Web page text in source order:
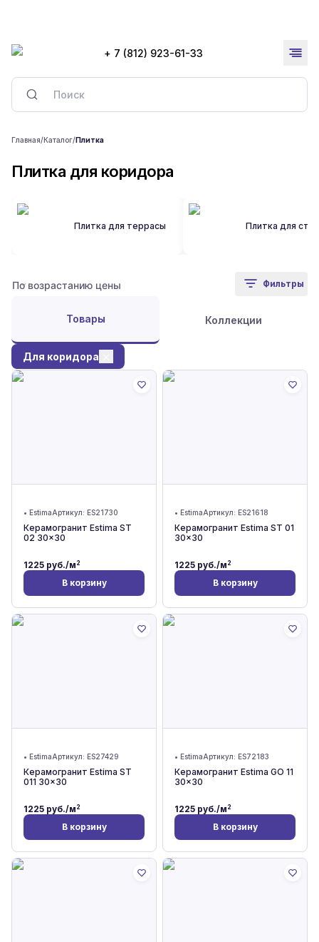
+ 7 (812) 923-61-33
Главная/Каталог/Плитка
Плитка для коридора
Плитка для террасы Плитка для стен
Фильтры
Товары Коллекции
Для коридора
• EstimaАртикул: ES21730
Керамогранит Estima ST
02 30x30
1225 руб./м2
В корзину
• EstimaАртикул: ES21618
Керамогранит Estima ST 01
30x30
1225 руб./м2
В корзину
• EstimaАртикул: ES27429
Керамогранит Estima ST
011 30x30
1225 руб./м2
В корзину
• EstimaАртикул: ES72183
Керамогранит Estima GO 11
30x30
1225 руб./м2
В корзину